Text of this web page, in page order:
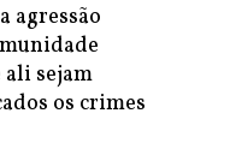
agressão
sejam
os crimes